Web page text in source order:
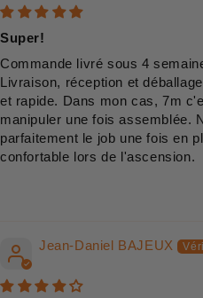
Super!
Commande livré sous 4
Livraison, réception et
et rapide. Dans mon cas, 7m
manipuler une fois assemblée.
parfaitement le job une fois en
confortable lors de l'ascension.
Jean-Daniel BAJEUX